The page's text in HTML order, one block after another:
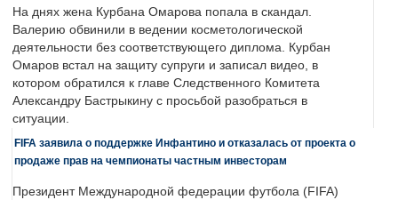
На днях жена Курбана Омарова попала в скандал.
Валерию обвинили в ведении косметологической
деятельности без соответствующего диплома. Курбан
Омаров встал на защиту супруги и записал видео, в
котором обратился к главе Следственного Комитета
Александру Бастрыкину с просьбой разобраться в
ситуации.
FIFA заявила о поддержке Инфантино и отказалась от проекта о
продаже прав на чемпионаты частным инвесторам
Президент Международной федерации футбола (FIFA)